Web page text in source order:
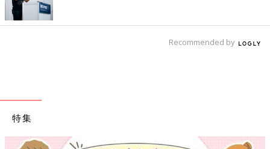
Recommended by
特集